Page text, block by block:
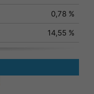
0,78 %
14,55 %